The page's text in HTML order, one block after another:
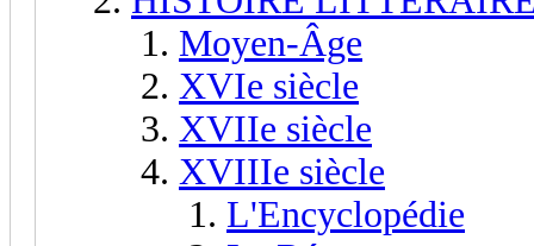
Moyen-Âge
XVIe siècle
XVIIe siècle
XVIIIe siècle
L'Encyclopédie